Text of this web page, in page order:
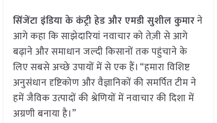
सिंजेंटा इंडिया के कंट्री हेड और एमडी सुशील कुमारने
आगे कहा कि साझेदारियां नवाचार को तेज़ी से आगे
बढ़ाने और समाधान जल्दी किसानों तक पहुंचाने के
लिए सबसे अच्छे उपायों में से एक हैं। “हमारा विशिष्ट
अनुसंधान दृष्टिकोण और वैज्ञानिकों की समर्पित टीम ने
हमें जैविक उत्पादों की श्रेणियों में नवाचार की दिशा में
अग्रणी बनाया है।”